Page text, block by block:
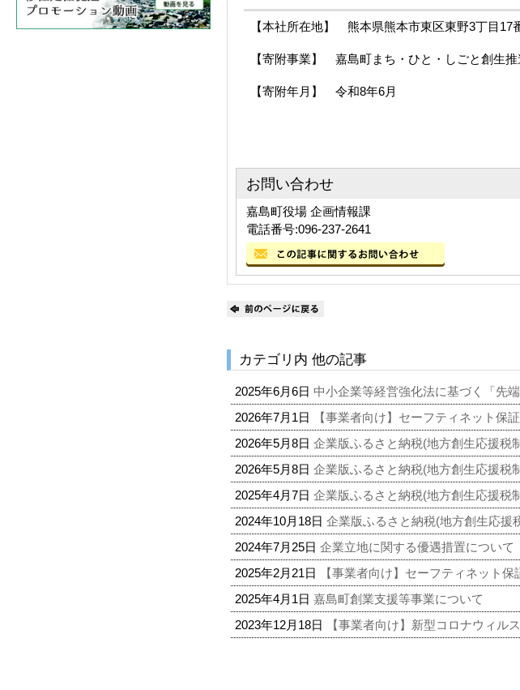
【本社所在地】 熊本県熊本市東区東野3丁目17
【寄附事業】 嘉島町まち・ひと・しごと創生推
【寄附年月】 令和8年6月
お問い合わせ
嘉島町役場 企画情報課
電話番号:096-237-2641
カテゴリ内 他の記事
2025年6月6日 中小企業等経営強化法に基づく「先
2026年7月1日
【事業者向け】セーフティネット保
2026年5月8日 企業版ふるさと納税(地方創生応援税
2026年5月8日 企業版ふるさと納税(地方創生応援税
2025年4月7日 企業版ふるさと納税(地方創生応援税
2024年10月18日 企業版ふるさと納税(地方創生応援
2024年7月25日 企業立地に関する優遇措置について
2025年2月21日
【事業者向け】セーフティネット
2025年4月1日 嘉島町創業支援等事業について
2023年12月18日
【事業者向け】新型コロナウィル